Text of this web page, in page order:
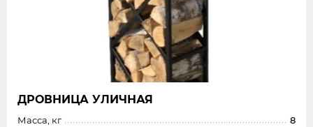
ДРОВНИЦА УЛИЧНАЯ
Масса, кг
8